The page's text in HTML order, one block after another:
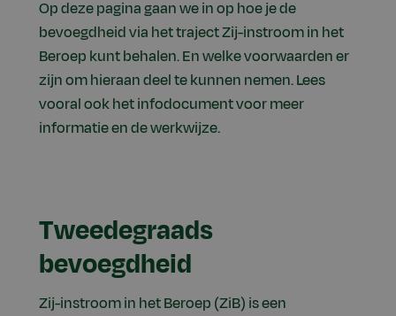
Op deze pagina gaan we in op hoe je de
bevoegdheid via het traject Zij-instroom in het
Beroep kunt behalen. En welke voorwaarden er
zijn om hieraan deel te kunnen nemen. Lees
vooral ook het infodocument voor meer
informatie en de werkwijze.
Tweedegraads
bevoegdheid
Zij-instroom in het Beroep (ZiB) is een